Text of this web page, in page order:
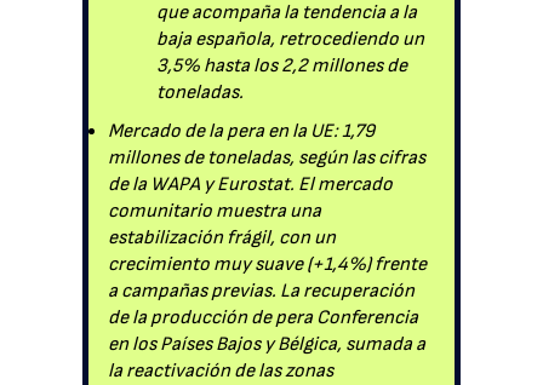
que acompaña la tendencia a la
baja española, retrocediendo un
3,5% hasta los 2,2 millones de
toneladas.
Mercado de la pera en la UE: 1,79
millones de toneladas, según las cifras
de la WAPA y Eurostat. El mercado
comunitario muestra una
estabilización frágil, con un
crecimiento muy suave (+1,4%) frente
a campañas previas. La recuperación
de la producción de pera Conferencia
en los Países Bajos y Bélgica, sumada a
la reactivación de las zonas